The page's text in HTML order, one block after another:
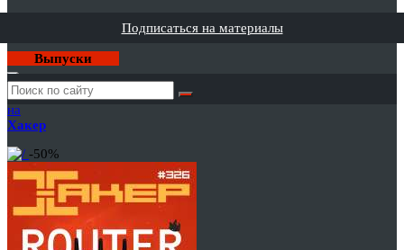
Подписаться на материалы
Выпуски
Годовая
подписка
на
Хакер
-50%